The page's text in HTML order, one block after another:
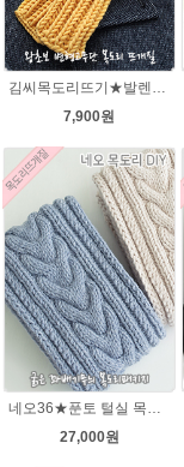
7,900원
네오36★푼토 털실 목도리뜨개질 손뜨개
27,000원